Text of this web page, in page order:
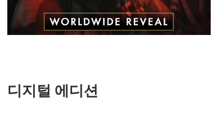
보내기
Play
디지털 에디션